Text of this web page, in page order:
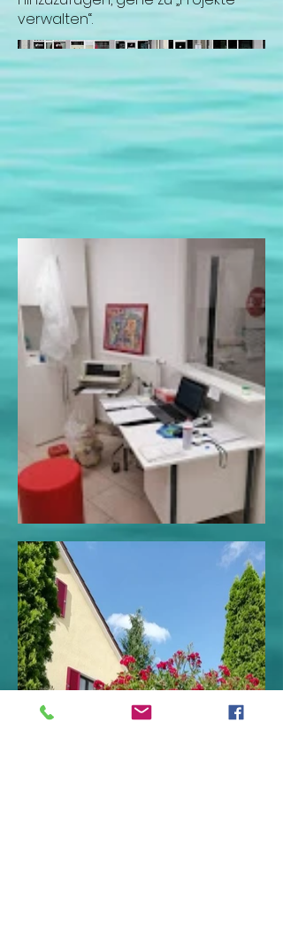
verwalten“.